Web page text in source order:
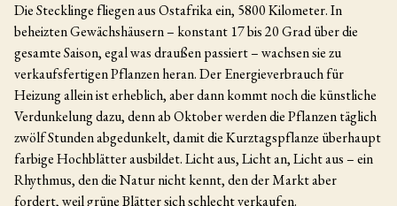
Die Stecklinge fliegen aus Ostafrika ein, 5800 Kilometer. In
beheizten Gewächshäusern – konstant 17 bis 20 Grad über die
gesamte Saison, egal was draußen passiert – wachsen sie zu
verkaufsfertigen Pflanzen heran. Der Energieverbrauch für
Heizung allein ist erheblich, aber dann kommt noch die künstliche
Verdunkelung dazu, denn ab Oktober werden die Pflanzen täglich
zwölf Stunden abgedunkelt, damit die Kurztagspflanze überhaupt
farbige Hochblätter ausbildet. Licht aus, Licht an, Licht aus – ein
Rhythmus, den die Natur nicht kennt, den der Markt aber
fordert, weil grüne Blätter sich schlecht verkaufen.